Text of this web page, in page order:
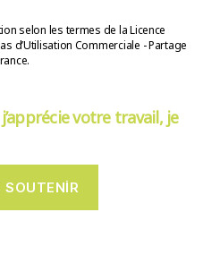
selon les termes de la Licence
d’Utilisation Commerciale - Partage
votre travail, je
SOUTENIR